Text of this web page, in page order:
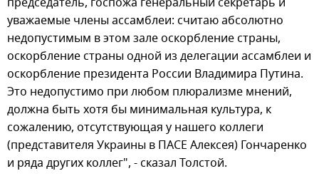
уважаемые члены ассамблеи: считаю абсолютно
недопустимым в этом зале оскорбление страны,
оскорбление страны одной из делегации ассамблеи и
оскорбление президента России Владимира Путина.
Это недопустимо при любом плюрализме мнений,
должна быть хотя бы минимальная культура, к
сожалению, отсутствующая у нашего коллеги
(представителя Украины в ПАСЕ Алексея) Гончаренко
и ряда других коллег", - сказал Толстой.